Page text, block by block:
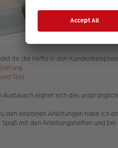
ihr die Hefte in den
Text.
Austausch eignet sich das
den einzelnen Anleitungen habe ich
Spaß mit den Anleitungsheften und